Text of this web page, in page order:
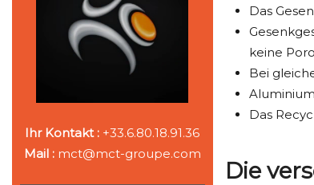
Das
keine
Bei
Das
Die
Ihr Kontakt : +33.6.80.18.91.36
Mail : mct@mct-groupe.com